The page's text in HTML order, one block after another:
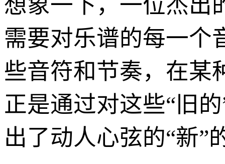
想象一下，一位杰出
需要对乐谱的每一个
些音符和节奏，在某
正是通过对这些“旧
出了动人心弦的“新”